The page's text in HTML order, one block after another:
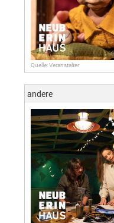
Quelle: Veranstalter
andere